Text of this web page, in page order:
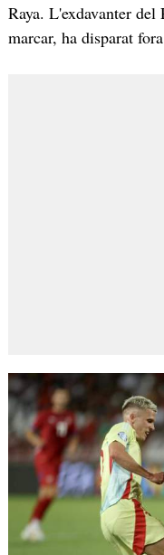
Raya. L'exdavanter
marcar, ha disparat